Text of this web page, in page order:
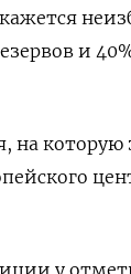
и
на которую